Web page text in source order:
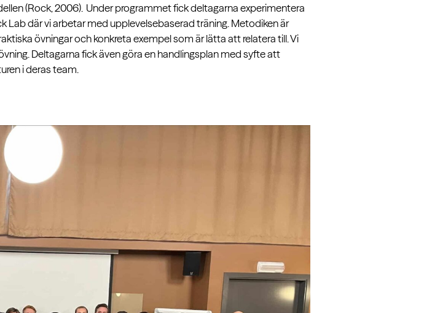
(Rock, 2006). Under programmet fick deltagarna experimentera
där vi arbetar med upplevelsebaserad träning. Metodiken är
övningar och konkreta exempel som är lätta att relatera till. Vi
Deltagarna fick även göra en handlingsplan med syfte att
i deras team.